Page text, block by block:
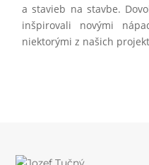
a stavieb na stavbe.
inšpirovali novými
niektorými z našich